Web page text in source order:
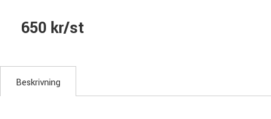
650 kr/st
Beskrivning